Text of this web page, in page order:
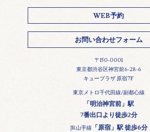
WEB予約
お問い合わせフォーム
〒150-0001
東京都渋谷区神宮前6-28-6
キュープラザ 原宿7F
東京メトロ千代田線/副都心線
「明治神宮前」駅
7番出口より徒歩2分
JR山手線 「原宿」駅 徒歩6分